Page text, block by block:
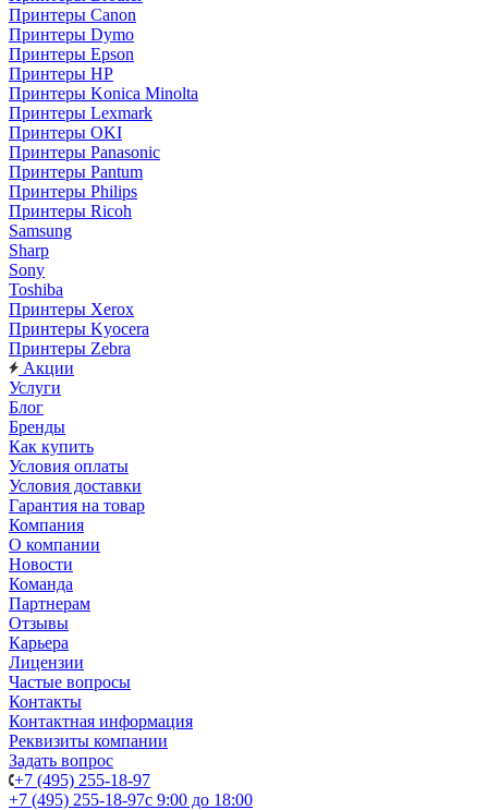
Принтеры Canon
Принтеры Dymo
Принтеры Epson
Принтеры HP
Принтеры Konica Minolta
Принтеры Lexmark
Принтеры OKI
Принтеры Panasonic
Принтеры Pantum
Принтеры Philips
Принтеры Ricoh
Samsung
Sharp
Sony
Toshiba
Принтеры Xerox
Принтеры Kyocera
Принтеры Zebra
Акции
Услуги
Блог
Бренды
Как купить
Условия оплаты
Условия доставки
Гарантия на товар
Компания
О компании
Новости
Команда
Партнерам
Отзывы
Карьера
Лицензии
Частые вопросы
Контакты
Контактная информация
Реквизиты компании
Задать вопрос
+7 (495) 255-18-97
+7 (495) 255-18-97с 9:00 до 18:00